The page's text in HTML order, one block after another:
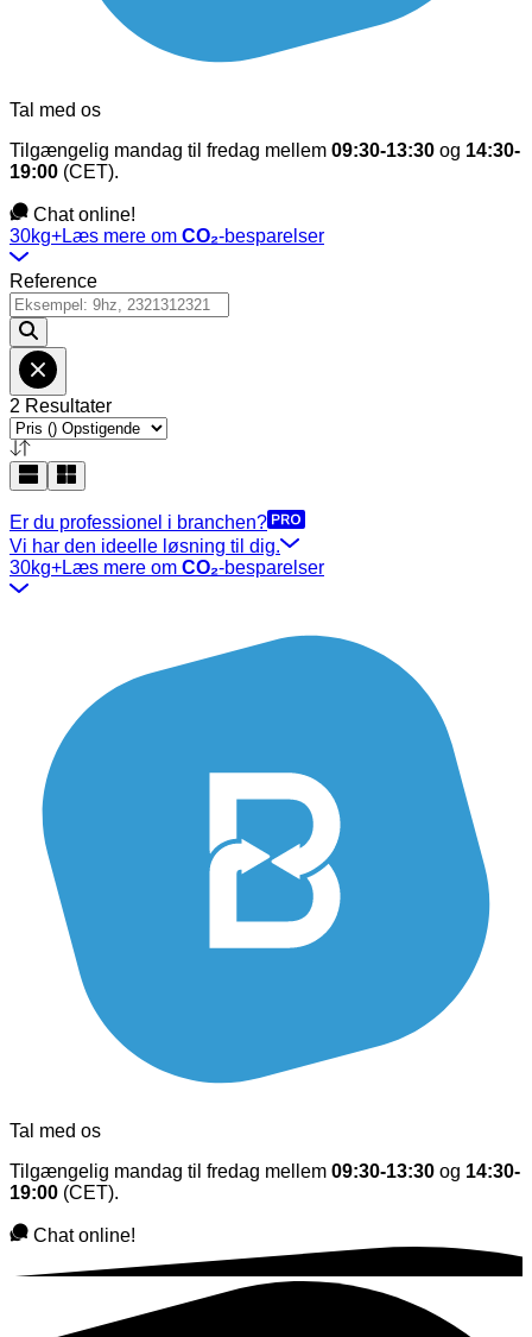
Tal med os
Tilgængelig mandag til fredag mellem 09:30-13:30 og 14:30-
19:00 (CET).
Chat online!
30kg+Læs mere om CO₂-besparelser
Reference
2 Resultater
Er du professionel i branchen?
Vi har den ideelle løsning til dig.
30kg+Læs mere om CO₂-besparelser
Tal med os
Tilgængelig mandag til fredag mellem 09:30-13:30 og 14:30-
19:00 (CET).
Chat online!